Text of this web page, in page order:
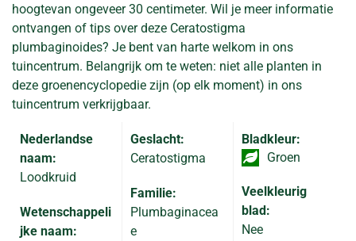
hoogtevan ongeveer 30 centimeter. Wil je meer informatie
ontvangen of tips over deze Ceratostigma
plumbaginoides? Je bent van harte welkom in ons
tuincentrum. Belangrijk om te weten: niet alle planten in
deze groenencyclopedie zijn (op elk moment) in ons
tuincentrum verkrijgbaar.
Nederlandse
naam:
Loodkruid
Wetenschappeli
jke naam:
Geslacht:
Ceratostigma
Familie:
Plumbaginacea
e
Bladkleur:
Groen
Veelkleurig
blad:
Nee